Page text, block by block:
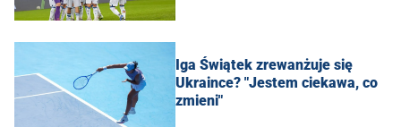
Iga Świątek zrewanżuje się
Ukraince? "Jestem ciekawa, co
zmieni"